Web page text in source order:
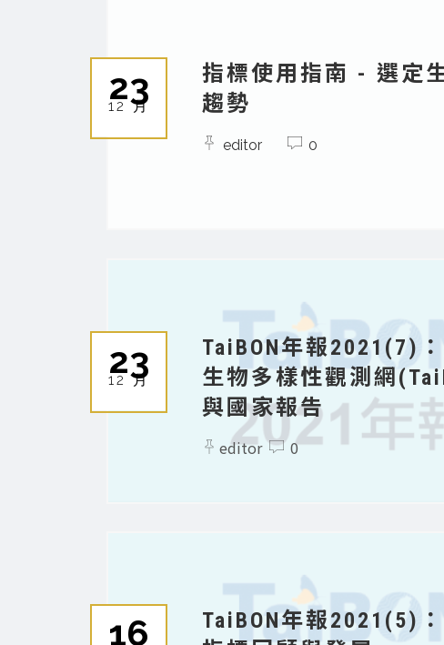
結
23
12 月
指標使用指南 - 選定
趨勢
editor 0
23
12 月
TaiBON年報2021(7)
生物多樣性觀測網
與國家報告
editor 0
16
TaiBON年報2021(5)